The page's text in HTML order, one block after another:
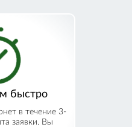
быстро
в течение 3-
заявки. Вы